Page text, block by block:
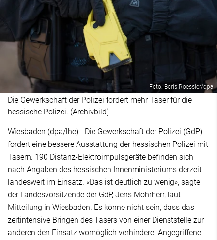
Foto: Boris Roessler/dpa
Die Gewerkschaft der Polizei fordert mehr Taser für die
hessische Polizei. (Archivbild)
Wiesbaden (dpa/lhe) - Die Gewerkschaft der Polizei (GdP)
fordert eine bessere Ausstattung der hessischen Polizei mit
Tasern. 190 Distanz-Elektroimpulsgeräte befinden sich
nach Angaben des hessischen Innenministeriums derzeit
landesweit im Einsatz. «Das ist deutlich zu wenig», sagte
der Landesvorsitzende der GdP, Jens Mohrherr, laut
Mitteilung in Wiesbaden. Es könne nicht sein, dass das
zeitintensive Bringen des Tasers von einer Dienststelle zur
anderen den Einsatz womöglich verhindere. Angegriffene